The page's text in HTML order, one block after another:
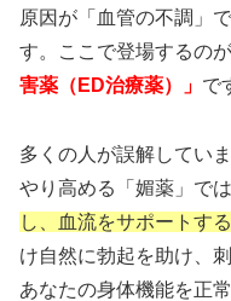
🕐 タダライト：
⏰ 24〜36時間
1,870円〜
食事影響を受
原因が「血管の不調」
す。ここで登場するの
害薬（ED治療薬）」 で
多くの人が誤解していま
やり高める「媚薬」で
し、血流をサポートする
け自然に勃起を助け、
あなたの身体機能を正